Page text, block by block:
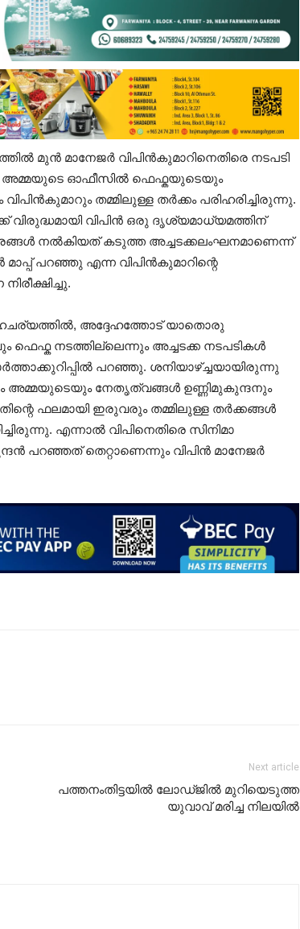
മുൻ മാനേജർ വിപിൻകുമാറിനെതിരെ നടപടി
അമ്മയുടെ ഓഫീസിൽ ഫെഫ്കയുടെയും
തമ്മിലുള്ള തർക്കം പരിഹരിച്ചിരുന്നു.
വിപിൻ ഒരു ദൃശ്യമാധ്യമത്തിന്
നൽകിയത് കടുത്ത അച്ചടക്കലംഘനമാണെന്ന്
പറഞ്ഞു എന്ന വിപിൻകുമാറിന്റെ
അദ്ദേഹത്തോട് യാതൊരു
നടത്തില്ലെന്നും അച്ചടക്ക നടപടികൾ
പറഞ്ഞു. ശനിയാഴ്ച്ചയായിരുന്നു
നേതൃത്വങ്ങൾ ഉണ്ണിമുകുന്ദനും
ഫലമായി ഇരുവരും തമ്മിലുള്ള തർക്കങ്ങൾ
എന്നാൽ വിപിനെതിരെ സിനിമാ
പറഞ്ഞത് തെറ്റാണെന്നും വിപിൻ മാനേജർ
Next article
പത്തനംതിട്ടയിൽ ലോഡ്ജിൽ മുറിയെടുത്ത
യുവാവ് മരിച്ച നിലയിൽ